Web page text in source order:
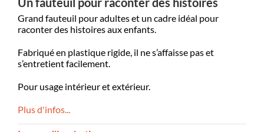
Grand fauteuil pour adultes et un cadre idéal pour
raconter des histoires aux enfants.
Fabriqué en plastique rigide, il ne s’affaisse pas et
s’entretient facilement.
Pour usage intérieur et extérieur.
Plus d'infos...